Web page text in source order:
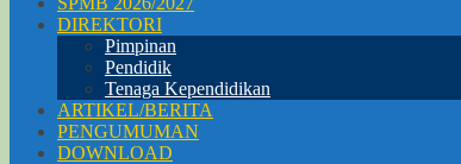
DIREKTORI
Pimpinan
Pendidik
Tenaga Kependidikan
ARTIKEL/BERITA
PENGUMUMAN
DOWNLOAD